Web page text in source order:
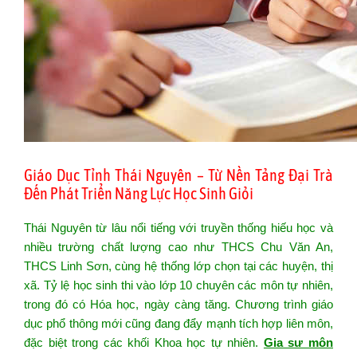
Giáo Dục Tỉnh Thái Nguyên – Từ Nền Tảng Đại Trà
Đến Phát Triển Năng Lực Học Sinh Giỏi
Thái Nguyên từ lâu nổi tiếng với truyền thống hiếu học và
nhiều trường chất lượng cao như THCS Chu Văn An,
THCS Linh Sơn, cùng hệ thống lớp chọn tại các huyện, thị
xã. Tỷ lệ học sinh thi vào lớp 10 chuyên các môn tự nhiên,
trong đó có Hóa học, ngày càng tăng. Chương trình giáo
dục phổ thông mới cũng đang đẩy mạnh tích hợp liên môn,
đặc biệt trong các khối Khoa học tự nhiên. Gia sư môn